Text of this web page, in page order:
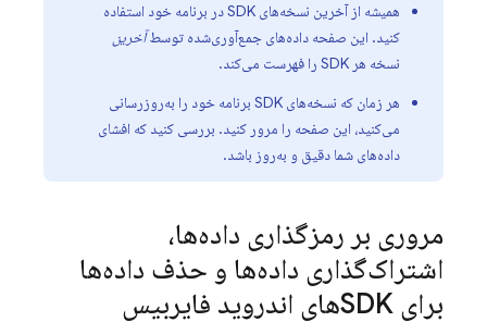
همیشه از آخرین نسخه‌های SDK در برنامه خود استفاده
کنید. این صفحه داده‌های جمع‌آوری‌شده توسطآخرین
نسخه هر SDK را فهرست می‌کند.
هر زمان که نسخه‌های SDK برنامه خود را به‌روزرسانی
می‌کنید، این صفحه را مرور کنید. بررسی کنید که افشای
داده‌های شما دقیق و به‌روز باشد.
مروری بر رمزگذاری داده‌ها،
اشتراک‌گذاری داده‌ها و حذف داده‌ها
برای SDKهای اندروید فایربیس